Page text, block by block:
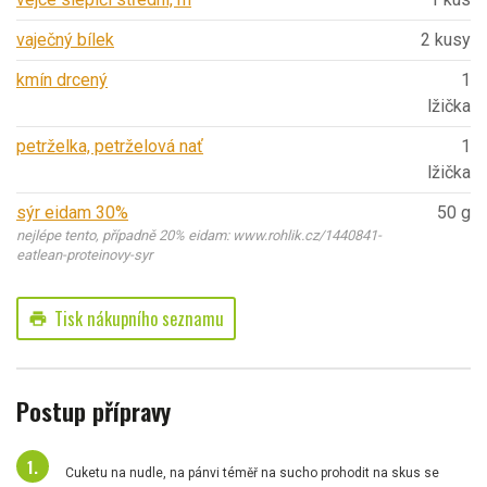
vaječný bílek
2 kusy
kmín drcený
1
lžička
petrželka, petrželová nať
1
lžička
sýr eidam 30%
nejlépe tento, případně 20% eidam: www.rohlik.cz/1440841-
eatlean-proteinovy-syr
50 g
print Tisk nákupního seznamu
Postup přípravy
Cuketu na nudle, na pánvi téměř na sucho prohodit na skus se